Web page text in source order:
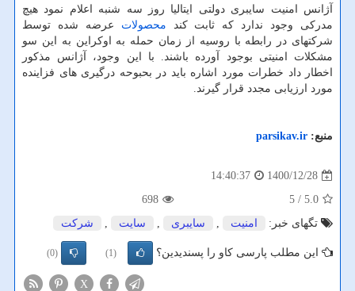
آژانس امنیت سایبری دولتی ایتالیا روز سه شنبه اعلام نمود هیچ
مدرکی وجود ندارد که ثابت کند محصولات عرضه شده توسط
شرکتهای در رابطه با روسیه از زمان حمله به اوکراین به این سو
مشکلات امنیتی بوجود آورده باشند. با این وجود، آژانس مذکور
اخطار داد خطرات مورد اشاره باید در بحبوحه درگیری های فزاینده
مورد ارزیابی مجدد قرار گیرند.
منبع: parsikav.ir
1400/12/28
14:40:37
5.0
/ 5
698
تگهای خبر:
امنیت , سایبری , سایت , شركت
این مطلب پارسی کاو را پسندیدین؟ (1)
(0)
X